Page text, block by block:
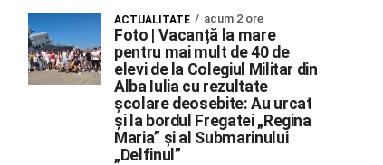
ACTUALITATE acum 2 ore
Foto | Vacanță la mare
pentru mai mult de 40 de
elevi de la Colegiul Militar din
Alba Iulia cu rezultate
școlare deosebite: Au urcat
și la bordul Fregatei „Regina
Maria” și al Submarinului
„Delfinul”